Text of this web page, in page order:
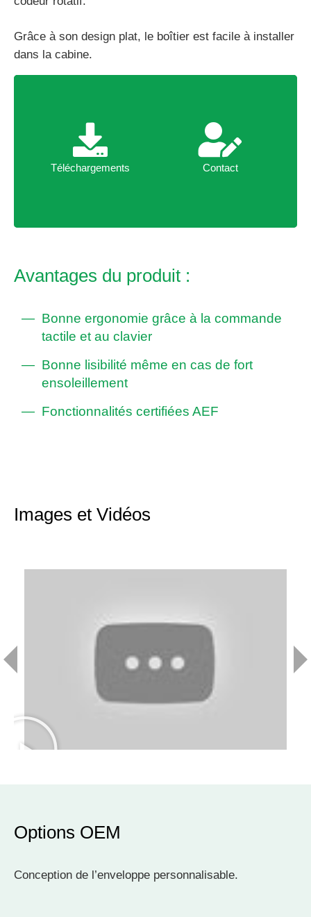
Grâce à son design plat, le boîtier est facile à installer
dans la cabine.
Téléchargements Contact
Téléchargements Contact
Avantages du produit :
Bonne ergonomie grâce à la commande
tactile et au clavier
Bonne lisibilité même en cas de fort
ensoleillement
Fonctionnalités certifiées AEF
Images et Vidéos
Options OEM
Conception de l’enveloppe personnalisable.